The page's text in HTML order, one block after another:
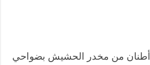
الدرك يحجز 7 أطنان من مخدر الحشيش بضواحي